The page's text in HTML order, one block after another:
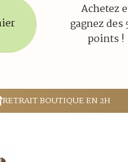
Achetez
gagnez des
points !
RETRAIT BOUTIQUE EN 2H